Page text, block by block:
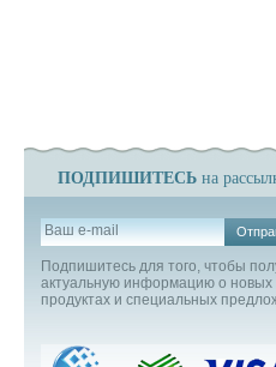
ПОДПИШИТЕСЬ на
Подпишитесь для того, чтобы
актуальную информацию о новых
продуктах и специальных